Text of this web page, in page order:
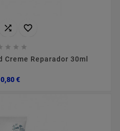
 
  
Creme Reparador 30ml
€Preço